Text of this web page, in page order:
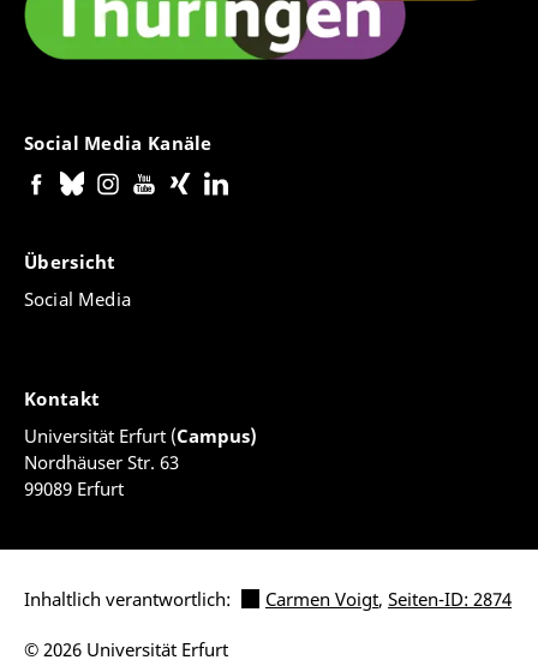
Social Media Kanäle
Übersicht
Social Media
Kontakt
Universität Erfurt (Campus)
Nordhäuser Str. 63
99089 Erfurt
Inhaltlich verantwortlich: Carmen Voigt, Seiten-ID: 2874
© 2026 Universität Erfurt